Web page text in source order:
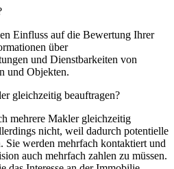
Einfluss auf die Bewertung Ihrer
über
und Dienstbarkeiten von
und Objekten.
gleichzeitig beauftragen?
mehrere Makler gleichzeitig
nicht, weil dadurch potentielle
Sie werden mehrfach kontaktiert und
auch mehrfach zahlen zu müssen.